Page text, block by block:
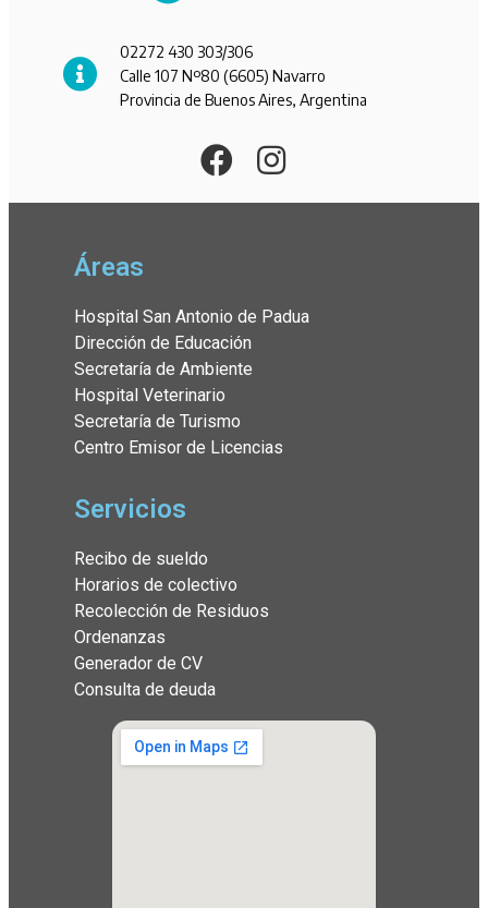
02272 430 303/306
Calle 107 Nº80 (6605) Navarro
Provincia de Buenos Aires, Argentina
Áreas
Hospital San Antonio de Padua
Dirección de Educación
Secretaría de Ambiente
Hospital Veterinario
Secretaría de Turismo
Centro Emisor de Licencias
Servicios
Recibo de sueldo
Horarios de colectivo
Recolección de Residuos
Ordenanzas
Generador de CV
Consulta de deuda